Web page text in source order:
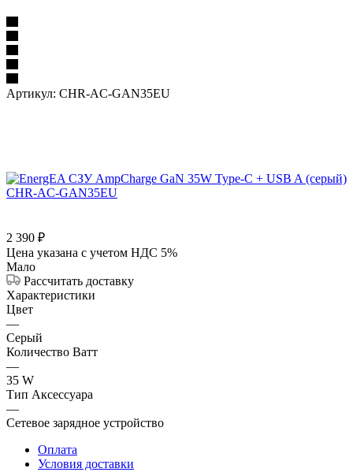
Артикул: CHR-AC-GAN35EU
2 390 ₽
Цена указана с учетом НДС 5%
Мало
Рассчитать доставку
Характеристики
Цвет
—
Серый
Количество Ватт
—
35 W
Тип Аксессуара
—
Сетевое зарядное устройство
Оплата
Условия доставки